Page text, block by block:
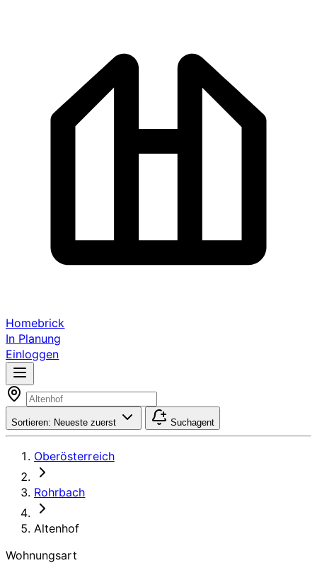
Homebrick
In Planung
Einloggen
Sortieren: Neueste zuerst Suchagent
Oberösterreich
Rohrbach
Altenhof
Wohnungsart